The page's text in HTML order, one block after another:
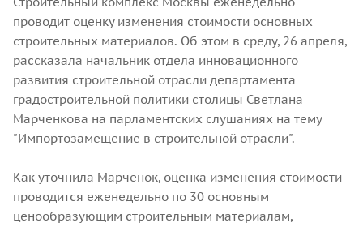
проводит оценку изменения стоимости основных
строительных материалов. Об этом в среду, 26 апреля,
рассказала начальник отдела инновационного
развития строительной отрасли департамента
градостроительной политики столицы Светлана
Марченкова на парламентских слушаниях на тему
"Импортозамещение в строительной отрасли".
Как уточнила Марченок, оценка изменения стоимости
проводится еженедельно по 30 основным
ценообразующим строительным материалам,